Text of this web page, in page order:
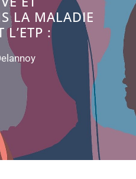
LA MALADIE
L’ETP :